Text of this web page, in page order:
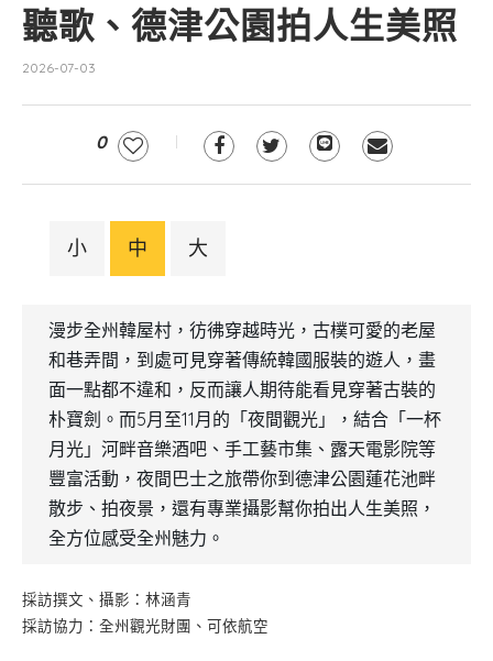
聽歌、德津公園拍人生美照
2026-07-03
0
小 中 大
漫步全州韓屋村，彷彿穿越時光，古樸可愛的老屋
和巷弄間，到處可見穿著傳統韓國服裝的遊人，畫
面一點都不違和，反而讓人期待能看見穿著古裝的
朴寶劍。而5月至11月的「夜間觀光」，結合「一杯
月光」河畔音樂酒吧、手工藝市集、露天電影院等
豐富活動，夜間巴士之旅帶你到德津公園蓮花池畔
散步、拍夜景，還有專業攝影幫你拍出人生美照，
全方位感受全州魅力。
採訪撰文、攝影：林涵青
採訪協力：全州觀光財團、可依航空